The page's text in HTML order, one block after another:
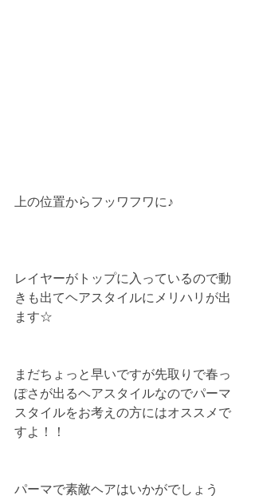
上の位置からフッワフワに♪
レイヤーがトップに入っているので動
きも出てヘアスタイルにメリハリが出
ます☆
まだちょっと早いですが先取りで春っ
ぽさが出るヘアスタイルなのでパーマ
スタイルをお考えの方にはオススメで
すよ！！
パーマで素敵ヘアはいかがでしょう